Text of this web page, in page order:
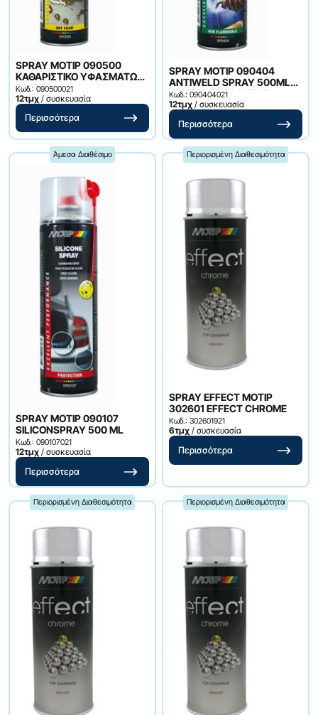
SPRAY ΜΟΤΙΡ 090500
ΚΑΘΑΡΙΣΤΙΚΟ ΥΦΑΣΜΑΤΩΝ
500ML
Κωδ.: 090500021
12τμχ / συσκευασία
Περισσότερα
SPRAY ΜΟΤΙΡ 090404
ANTIWELD SPRAY 500ML
ΟΞΥΓΟΝΟΚΟΛΛΗΣΗΣ
Κωδ.: 090404021
12τμχ / συσκευασία
Περισσότερα
Άμεσα Διαθέσιμο
SPRAY MOTIP 090107
SILICONSPRAY 500 ML
Κωδ.: 090107021
12τμχ / συσκευασία
Περισσότερα
Περιορισμένη Διαθεσιμότητα
SPRAY EFFECT MOTIP
302601 EFFECT CHROME
Κωδ.: 302601921
6τμχ / συσκευασία
Περισσότερα
Περιορισμένη Διαθεσιμότητα Περιορισμένη Διαθεσιμότητα